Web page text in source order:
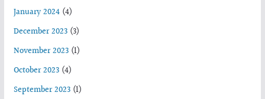
January 2024(4)
December 2023(3)
November 2023(1)
October 2023(4)
September 2023(1)